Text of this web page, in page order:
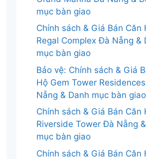
mục bàn giao
Chính sách & Giá Bán Căn
Regal Complex Đà Nẵng &
mục bàn giao
Bảo vệ: Chính sách & Giá
Hộ Gem Tower
Nẵng & Danh mục bàn giao
Chính sách & Giá Bán Căn
Riverside Tower Đà Nẵng
mục bàn giao
Chính sách & Giá Bán Căn